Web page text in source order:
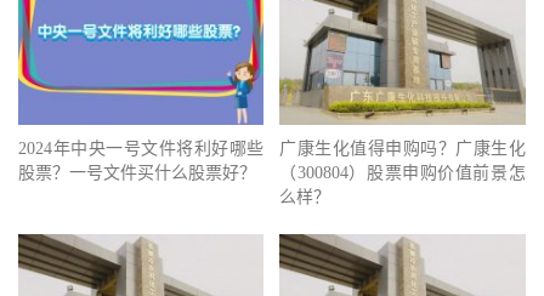
2024年中央一号文件将利好哪些
股票？一号文件买什么股票好？
广康生化值得申购吗？广康生化
（300804）股票申购价值前景怎
么样？